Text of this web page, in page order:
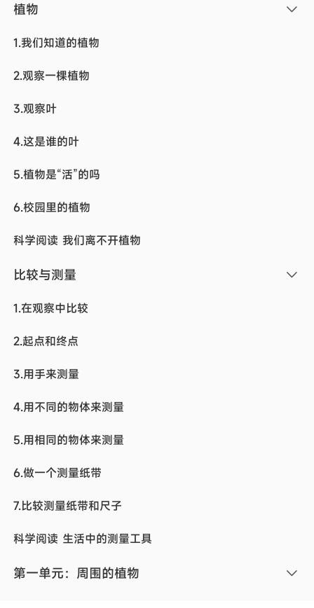
植物
1.我们知道的植物
2.观察一棵植物
3.观察叶
4.这是谁的叶
5.植物是“活”的吗
6.校园里的植物
科学阅读 我们离不开植物
比较与测量
1.在观察中比较
2.起点和终点
3.用手来测量
4.用不同的物体来测量
5.用相同的物体来测量
6.做一个测量纸带
7.比较测量纸带和尺子
科学阅读 生活中的测量工具
第一单元：周围的植物